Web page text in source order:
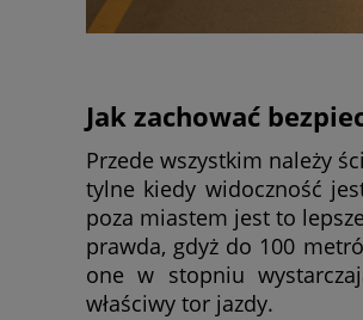
Jak zachować
Przede wszystkim należy
tylne kiedy widoczność
poza miastem jest to
prawda, gdyż do 100
one w stopniu
właściwy tor jazdy.